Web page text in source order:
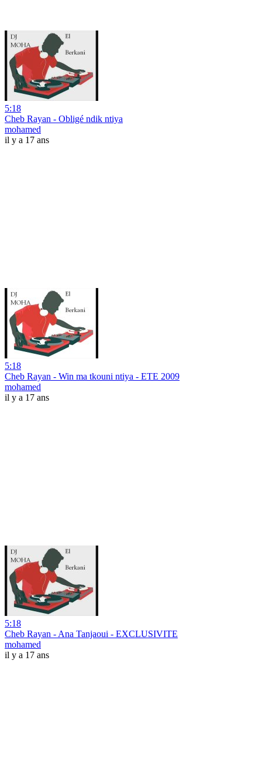
5:18
Cheb Rayan - Obligé ndik ntiya
mohamed
il y a 17 ans
5:18
Cheb Rayan - Win ma tkouni ntiya - ETE 2009
mohamed
il y a 17 ans
5:18
Cheb Rayan - Ana Tanjaoui - EXCLUSIVITE
mohamed
il y a 17 ans